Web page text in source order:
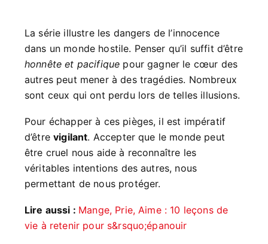
La série illustre les dangers de l’innocence
dans un monde hostile. Penser qu’il suffit d’être
honnête et pacifique pour gagner le cœur des
autres peut mener à des tragédies. Nombreux
sont ceux qui ont perdu lors de telles illusions.
Pour échapper à ces pièges, il est impératif
d’êtrevigilant. Accepter que le monde peut
être cruel nous aide à reconnaître les
véritables intentions des autres, nous
permettant de nous protéger.
Lire aussi : Mange, Prie, Aime : 10 leçons de
vie à retenir pour s&rsquo;épanouir